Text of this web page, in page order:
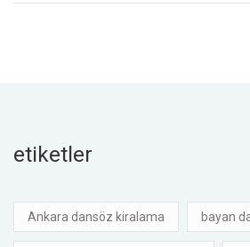
etiketler
Ankara dansöz kiralama bayan